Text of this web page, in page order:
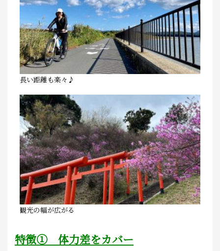
長い距離も楽々♪
観光の幅が広がる
特徴① 体力差をカバー